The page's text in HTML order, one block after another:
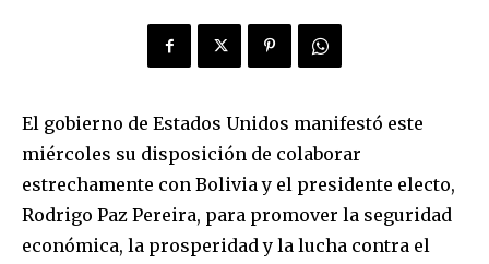
El gobierno de Estados Unidos manifestó este
miércoles su disposición de colaborar
estrechamente con Bolivia y el presidente electo,
Rodrigo Paz Pereira, para promover la seguridad
económica, la prosperidad y la lucha contra el